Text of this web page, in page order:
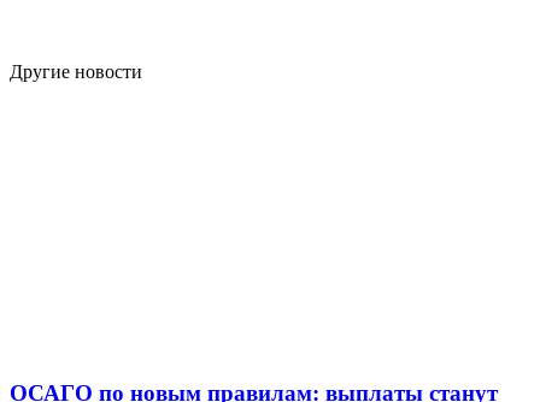
Другие новости
ОСАГО по новым правилам: выплаты станут